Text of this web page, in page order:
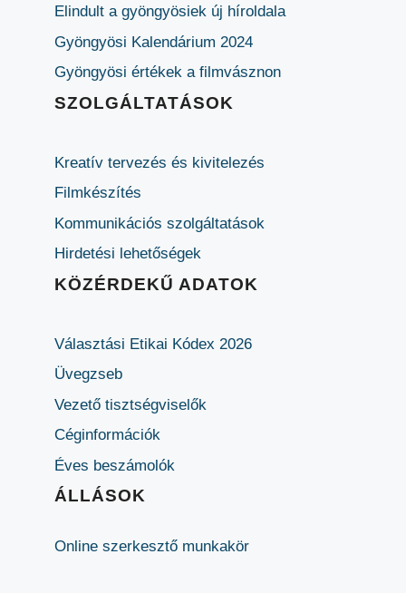
Elindult a gyöngyösiek új híroldala
Gyöngyösi Kalendárium 2024
Gyöngyösi értékek a filmvásznon
SZOLGÁLTATÁSOK
Kreatív tervezés és kivitelezés
Filmkészítés
Kommunikációs szolgáltatások
Hirdetési lehetőségek
KÖZÉRDEKŰ ADATOK
Választási Etikai Kódex 2026
Üvegzseb
Vezető tisztségviselők
Céginformációk
Éves beszámolók
ÁLLÁSOK
Online szerkesztő munkakör